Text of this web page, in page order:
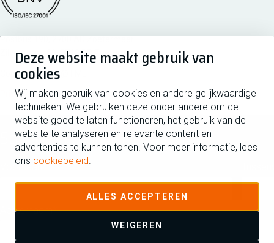
Deze website maakt gebruik van
cookies
Wij maken gebruik van cookies en andere gelijkwaardige
technieken. We gebruiken deze onder andere om de
website goed te laten functioneren, het gebruik van de
website te analyseren en relevante content en
advertenties te kunnen tonen. Voor meer informatie, lees
ons cookiebeleid.
ALLES ACCEPTEREN
WEIGEREN
Managementsyteem certificatie DNV iso/iec 27001
Postbus 190, 2700 AD Zoetermeer
Zilverstraat 69, 2718 RP Zoetermeer
Copyright 2026 @ FME
Privacy Disclaimer Cookiebeleid Cookies beheren
Schrijf je in voor de nieuwsbrief
Voornaam
Achternaam